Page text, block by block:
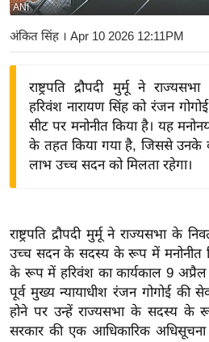
बि
ज़
ने
द्यो
वि
शे
ष
ज्ञ
रा
य
ANI
अंकित सिंह। Apr 10 2026 12:11PM
राष्ट्रपति द्रौपदी मुर्मू ने
हरिवंश नारायण सिंह को रंजन
सीट पर मनोनीत किया है। यह
के तहत किया गया है, जिससे उनके
लाभ उच्च सदन को मिलता रहेगा।
राष्ट्रपति द्रौपदी मुर्मू ने राज्यसभा के
उच्च सदन के सदस्य के रूप में मनोनीत
के रूप में हरिवंश का कार्यकाल 9 अप्रैल
पूर्व मुख्य न्यायाधीश रंजन गोगोई की
होने पर उन्हें राज्यसभा के सदस्य के
सरकार की एक आधिकारिक